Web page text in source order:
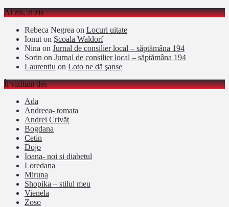
Ai zis, ai zis
Rebeca Negrea on Locuri uitate
Ionut on Şcoala Waldorf
Nina on Jurnal de consilier local – săptămâna 194
Sorin on Jurnal de consilier local – săptămâna 194
Laurentiu on Loto ne dă şanse
Îi vizitam des
Ada
Andreea- tomata
Andrei Crivăț
Bogdana
Cetin
Dojo
Ioana- noi si diabetul
Loredana
Miruna
Shopika – stilul meu
Vienela
Zoso